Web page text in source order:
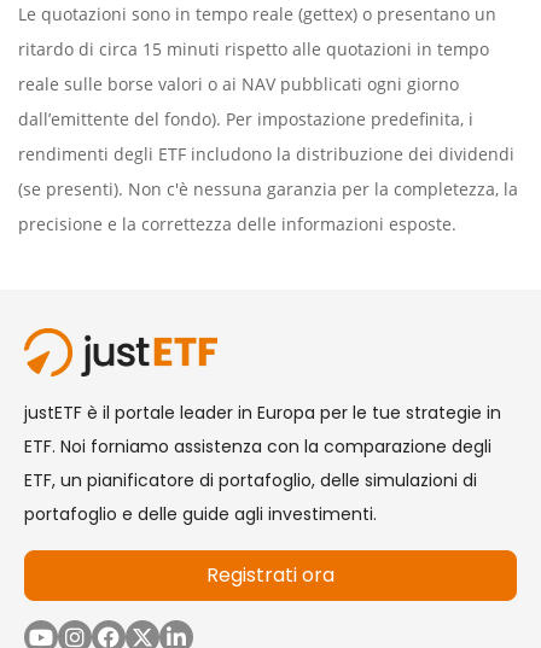
Le quotazioni sono in tempo reale (gettex) o presentano un
ritardo di circa 15 minuti rispetto alle quotazioni in tempo
reale sulle borse valori o ai NAV pubblicati ogni giorno
dall’emittente del fondo). Per impostazione predefinita, i
rendimenti degli ETF includono la distribuzione dei dividendi
(se presenti). Non c'è nessuna garanzia per la completezza, la
precisione e la correttezza delle informazioni esposte.